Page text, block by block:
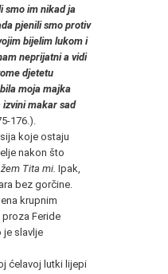
smo im nikad ja
pjenili smo protiv
bijelim lukom i
neprijatni a vidi
djetetu
moja majka
izvini makar sad
176.).
koje ostaju
nakon što
Tita mi. Ipak,
bez gorčine.
krupnim
Feride
je slavlje
ćelavoj lutki lijepi